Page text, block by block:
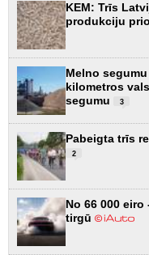
KEM: Trīs
produkciju
Melno
kilometros
segumu
3
Pabeigta trīs
2
No 66 000
tirgū